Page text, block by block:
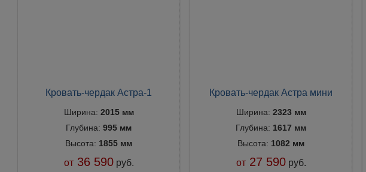
Кровать-чердак Астра-1
Ширина: 2015 мм
Глубина: 995 мм
Высота: 1855 мм
от36 590 руб.
Кровать-чердак Астра мини
Ширина: 2323 мм
Глубина: 1617 мм
Высота: 1082 мм
от27 590 руб.